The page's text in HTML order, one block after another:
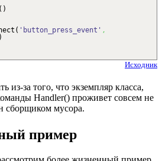
( )
( 'button_press_event' ,
)
Исходник
из-за того, что экземпляр класса,
Handler() проживет совсем не
сборщиком мусора.
пример